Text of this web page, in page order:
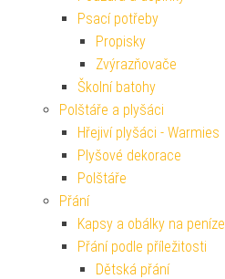
Psací potřeby
Propisky
Zvýrazňovače
Školní batohy
Polštáře a plyšáci
Hřejiví plyšáci - Warmies
Plyšové dekorace
Polštáře
Přání
Kapsy a obálky na peníze
Přání podle příležitosti
Dětská přání